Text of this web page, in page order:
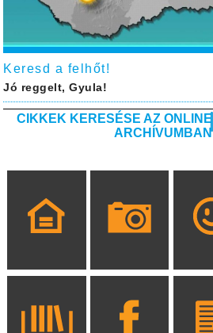
Keresd a felhőt!
Jó reggelt, Gyula!
CIKKEK KERESÉSE AZ ONLINE
ARCHÍVUMBAN